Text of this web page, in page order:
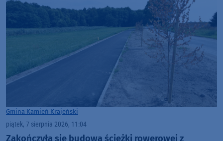
Gmina Kamień Krajeński
piątek, 7 sierpnia 2026, 11:04
Zakończyła się budowa ścieżki rowerowej z